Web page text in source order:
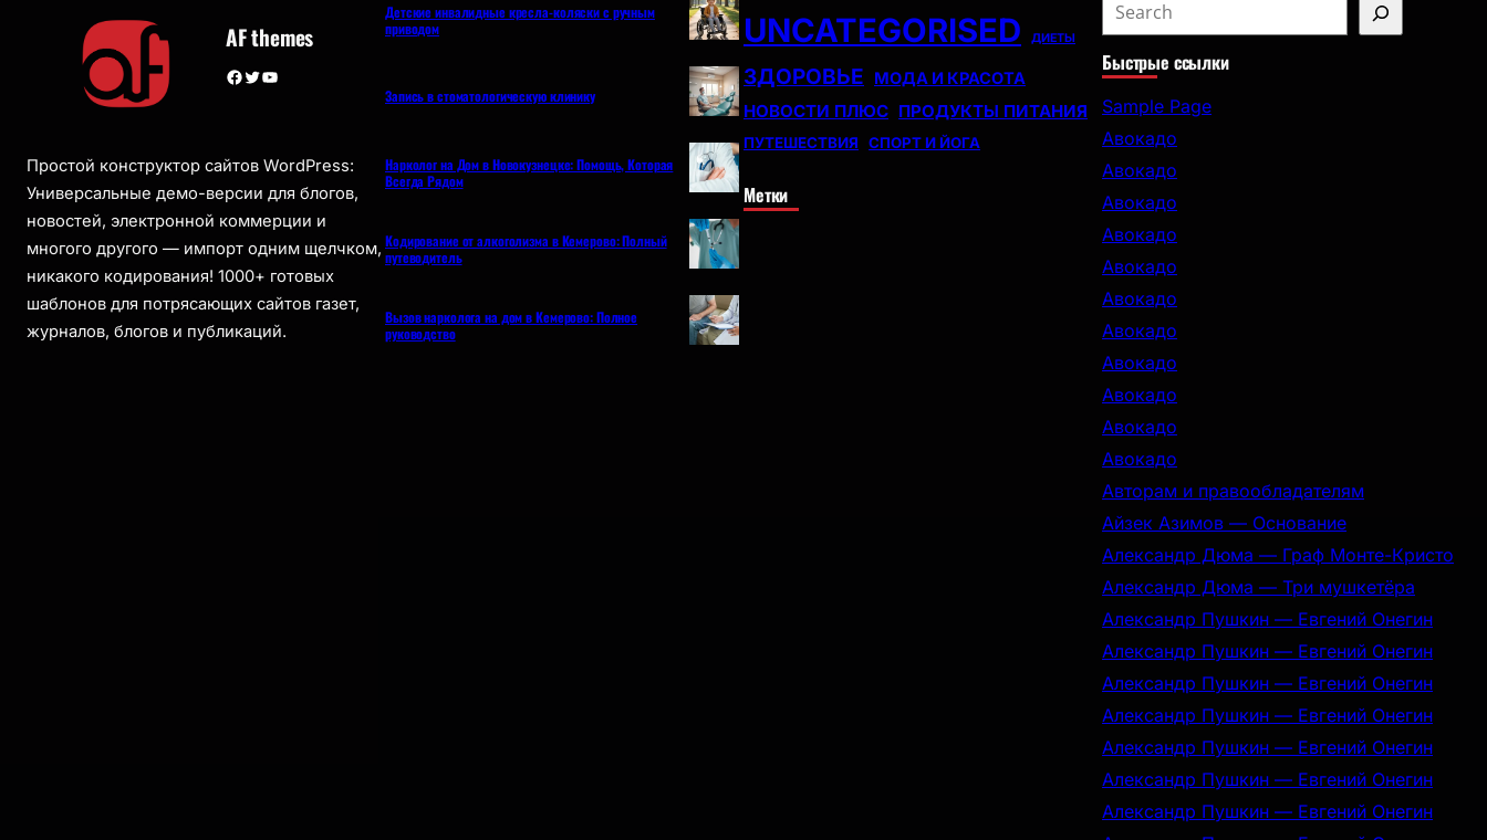
AF themes
Facebook Twitter YouTube
Простой конструктор сайтов WordPress:
Универсальные демо-версии для блогов,
новостей, электронной коммерции и
многого другого — импорт одним щелчком,
никакого кодирования! 1000+ готовых
шаблонов для потрясающих сайтов газет,
журналов, блогов и публикаций.
Детские инвалидные кресла-коляски с ручным
приводом
Запись в стоматологическую клинику
Нарколог на Дом в Новокузнецке: Помощь, Которая
Всегда Рядом
Кодирование от алкоголизма в Кемерово: Полный
путеводитель
Вызов нарколога на дом в Кемерово: Полное
руководство
UNCATEGORISED ДИЕТЫ
ЗДОРОВЬЕ МОДА И КРАСОТА
НОВОСТИ ПЛЮС ПРОДУКТЫ ПИТАНИЯ
ПУТЕШЕСТВИЯ СПОРТ И ЙОГА
Метки
e
a
r
c
h
Быстрые ссылки
Sample Page
Авокадо
Авокадо
Авокадо
Авокадо
Авокадо
Авокадо
Авокадо
Авокадо
Авокадо
Авокадо
Авокадо
Авторам и правообладателям
Айзек Азимов — Основание
Александр Дюма — Граф Монте-Кристо
Александр Дюма — Три мушкетёра
Александр Пушкин — Евгений Онегин
Александр Пушкин — Евгений Онегин
Александр Пушкин — Евгений Онегин
Александр Пушкин — Евгений Онегин
Александр Пушкин — Евгений Онегин
Александр Пушкин — Евгений Онегин
Александр Пушкин — Евгений Онегин